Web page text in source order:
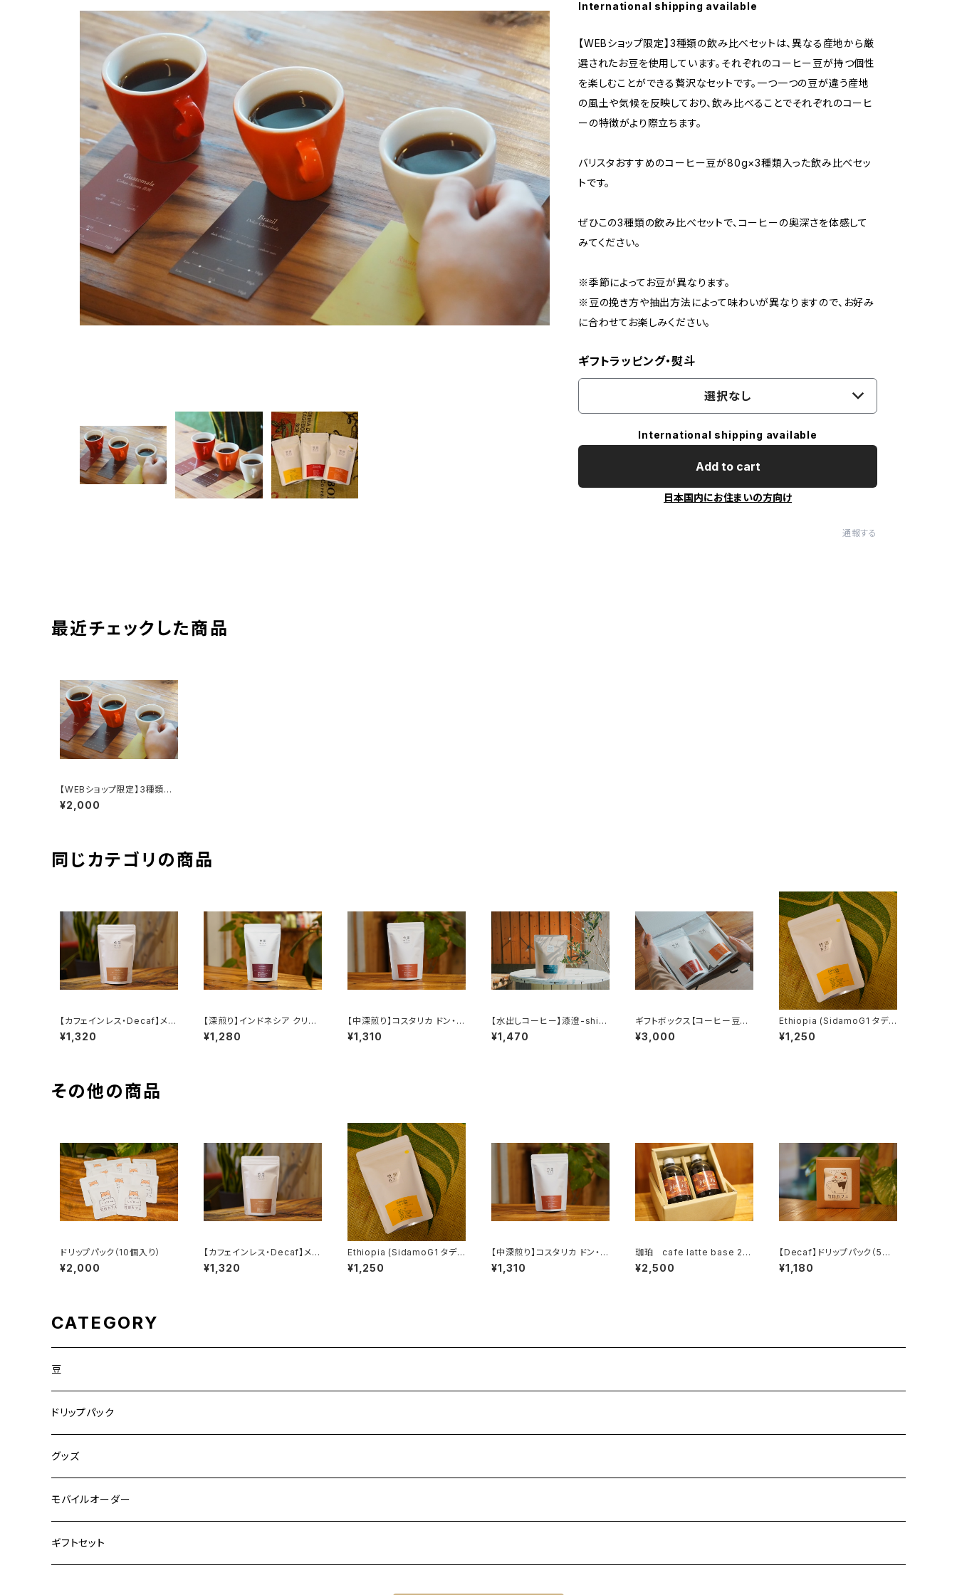
International shipping available
【WEBショップ限定】3種類の飲み比べセットは、異なる産地から厳
選されたお豆を使用しています。それぞれのコーヒー豆が持つ個性
を楽しむことができる贅沢なセットです。一つ一つの豆が違う産地
の風土や気候を反映しており、飲み比べることでそれぞれのコーヒ
ーの特徴がより際立ちます。
バリスタおすすめのコーヒー豆が80g×3種類入った飲み比べセッ
トです。
ぜひこの3種類の飲み比べセットで、コーヒーの奥深さを体感して
みてください。
※季節によってお豆が異なります。
※豆の挽き方や抽出方法によって味わいが異なりますので、お好み
に合わせてお楽しみください。
ギフトラッピング・熨斗
選択なし
International shipping available
Add to cart
日本国内にお住まいの方向け
通報する
最近チェックした商品
【WEBショップ限定】3種類の
飲み比べセット
¥2,000
同じカテゴリの商品
【カフェインレス・Decaf】メキ
シコ チアパス（中深煎り）
¥1,320
【深煎り】インドネシア クリン
チマウンテン コピ ジェルク ス
マトラ式 G1
¥1,280
【中深煎り】コスタリカ ドン・マ
ヨ ラ・ロマ農園 レッドハニー
¥1,310
【水出しコーヒー】漆澄-shiz
uku-
¥1,470
ギフトボックス【コーヒー豆＆
コーヒー豆】
¥3,000
Ethiopia (SidamoG1 タデ
農園 GG) 浅煎り 150g
¥1,250
その他の商品
ドリップパック（10個入り）
¥2,000
【カフェインレス・Decaf】メキ
シコ チアパス（中深煎り）
¥1,320
Ethiopia (SidamoG1 タデ
農園 GG) 浅煎り 150g
¥1,250
【中深煎り】コスタリカ ドン・マ
ヨ ラ・ロマ農園 レッドハニー
¥1,310
珈珀 cafe latte base 2本
ギフトセット
¥2,500
【Decaf】ドリップパック（5個
入り）
¥1,180
CATEGORY
豆
ドリップパック
グッズ
モバイルオーダー
ギフトセット